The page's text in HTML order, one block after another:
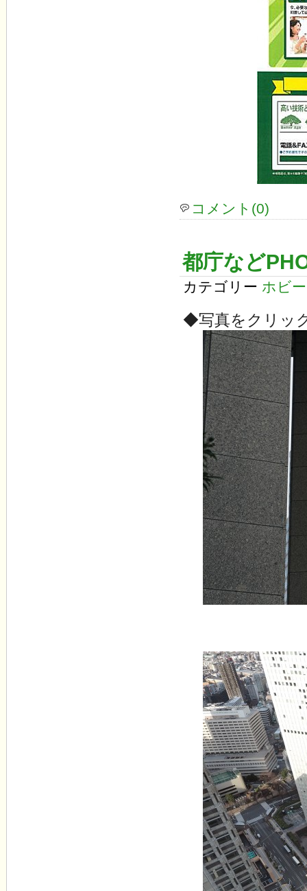
コメント(0)
都庁など
カテゴリー ホビー
◆写真をクリッ